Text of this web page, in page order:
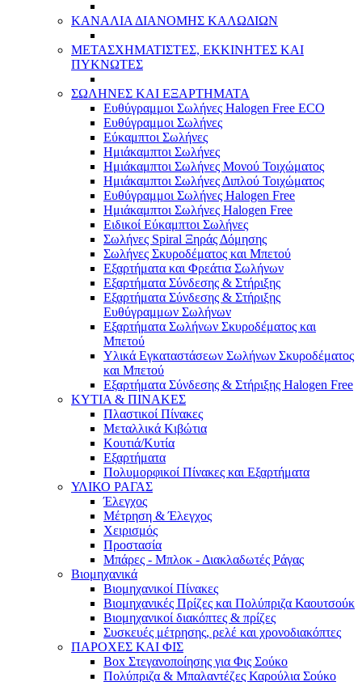
ΚΑΝΑΛΙΑ ΔΙΑΝΟΜΗΣ ΚΑΛΩΔΙΩΝ
ΜΕΤΑΣΧΗΜΑΤΙΣΤΕΣ, ΕΚΚΙΝΗΤΕΣ ΚΑΙ
ΠΥΚΝΩΤΕΣ
ΣΩΛΗΝΕΣ ΚΑΙ ΕΞΑΡΤΗΜΑΤΑ
Ευθύγραμμοι Σωλήνες Halogen Free ECO
Ευθύγραμμοι Σωλήνες
Εύκαμπτοι Σωλήνες
Ημιάκαμπτοι Σωλήνες
Ημιάκαμπτοι Σωλήνες Μονού Τοιχώματος
Ημιάκαμπτοι Σωλήνες Διπλού Τοιχώματος
Ευθύγραμμοι Σωλήνες Halogen Free
Ημιάκαμπτοι Σωλήνες Halogen Free
Ειδικοί Εύκαμπτοι Σωλήνες
Σωλήνες Spiral Ξηράς Δόμησης
Σωλήνες Σκυροδέματος και Μπετού
Εξαρτήματα και Φρεάτια Σωλήνων
Εξαρτήματα Σύνδεσης & Στήριξης
Εξαρτήματα Σύνδεσης & Στήριξης
Ευθύγραμμων Σωλήνων
Εξαρτήματα Σωλήνων Σκυροδέματος και
Μπετού
Υλικά Εγκαταστάσεων Σωλήνων Σκυροδέματος
και Μπετού
Εξαρτήματα Σύνδεσης & Στήριξης Halogen Free
ΚΥΤΙΑ & ΠΙΝΑΚΕΣ
Πλαστικοί Πίνακες
Μεταλλικά Κιβώτια
Κουτιά/Κυτία
Εξαρτήματα
Πολυμορφικοί Πίνακες και Εξαρτήματα
ΥΛΙΚΟ ΡΑΓΑΣ
Έλεγχος
Μέτρηση & Έλεγχος
Χειρισμός
Προστασία
Μπάρες - Μπλοκ - Διακλαδωτές Ράγας
Βιομηχανικά
Βιομηχανικοί Πίνακες
Βιομηχανικές Πρίζες και Πολύπριζα Καουτσούκ
Βιομηχανικοί διακόπτες & πρίζες
Συσκευές μέτρησης, ρελέ και χρονοδιακόπτες
ΠΑΡΟΧΕΣ ΚΑΙ ΦΙΣ
Box Στεγανοποίησης για Φις Σούκο
Πολύπριζα & Μπαλαντέζες Καρούλια Σούκο